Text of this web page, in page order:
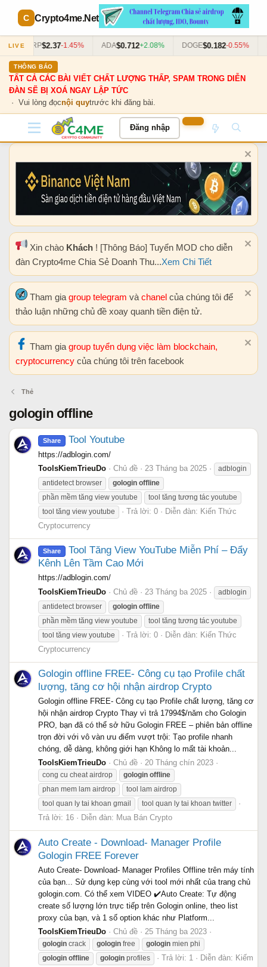
Crypto4me.Net
LIVEXRP$2.37-1.45% ADA$0.712+2.08% DOGE$0.182-0.55%
THÔNG BÁO
TẤT CẢ CÁC BÀI VIẾT CHẤT LƯỢNG THẤP, SPAM TRONG DIỄN
ĐÀN SẼ BỊ XOÁ NGAY LẬP TỨC
· Vui lòng đọcnội quytrước khi đăng bài.
Đăng nhập
Xin chào Khách ! [Thông Báo] Tuyển MOD cho diễn
đàn Crypto4me Chia Sẻ Doanh Thu...Xem Chi Tiết
Tham gia group telegram và chanel của chúng tôi để
thảo luận những chủ đề xoay quanh tiền điện tử.
Tham gia group tuyển dụng việc làm blockchain,
cryptocurrency của chúng tôi trên facebook
Thẻ
gologin offline
Share Tool Youtube
https://adblogin.com/
ToolsKiemTrieuDo
Chủ đề 23 Tháng ba 2025
adblogin
antidetect browser
gologin offline
phần mềm tăng view youtube
tool tăng tương tác youtube
tool tăng view youtube
Trả lời: 0 Diễn đàn: Kiến Thức
Cryptocurrency
Share
Tool Tăng View YouTube Miễn Phí – Đẩy
Kênh Lên Tầm Cao Mới
https://adblogin.com/
ToolsKiemTrieuDo
Chủ đề 23 Tháng ba 2025
adblogin
antidetect browser
gologin offline
phần mềm tăng view youtube
tool tăng tương tác youtube
tool tăng view youtube
Trả lời: 0 Diễn đàn: Kiến Thức
Cryptocurrency
Gologin offline FREE- Công cụ tạo Profile chất
lượng, tăng cơ hội nhận airdrop Crypto
Gologin offline FREE- Công cụ tạo Profile chất lượng, tăng cơ
hội nhận airdrop Crypto Thay vì trả 17994$/năm cho Gologin
PRO, bạn đã có thể sở hữu Gologin FREE – phiên bản offline
trọn đời với vô vàn ưu điểm vượt trội: Tạo profile nhanh
chóng, dễ dàng, không giới hạn Không lo mất tài khoản...
ToolsKiemTrieuDo
Chủ đề 20 Tháng chín 2023
cong cu cheat airdrop gologin offline
phan mem lam airdrop
tool lam airdrop
tool quan ly tai khoan gmail
tool quan ly tai khoan twitter
Trả lời: 16 Diễn đàn: Mua Bán Crypto
Auto Create - Download- Manager Profile
Gologin FREE Forever
Auto Create- Download- Manager Profiles Offline trên máy tính
của bạn... Sử dụng kẹp cùng với tool mới nhất của trang chủ
gologin.com. Có thể xem VIDEO ✔️Auto Create: Tự động
create số lượng lớn trực tiếp trên Gologin online, theo list
proxy của bạn, và 1 số option khác như Platform...
ToolsKiemTrieuDo
Chủ đề 25 Tháng ba 2023
gologin crack gologin free gologin mien phi
gologin offline gologin profiles Trả lời: 1 Diễn đàn: Kiếm